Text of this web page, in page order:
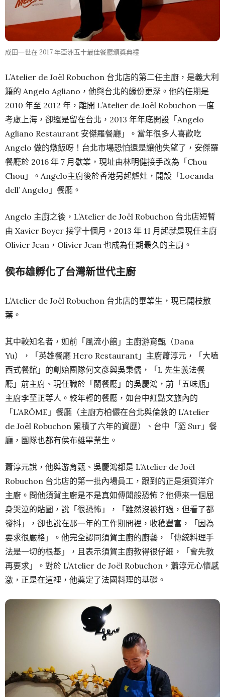
成田一世在 2017 年亞洲五十最佳餐廳頒獎典禮
L’Atelier de Joël Robuchon 台北店的第二任主廚，是義大利
籍的 Angelo Agliano，他與台北的緣份更深。他的任期是
2010 年至 2012 年，離開 L’Atelier de Joël Robuchon 一度
考慮上海，卻還是留在台北，2013 年年底開設「Angelo
Agliano Restaurant 安傑羅餐廳」。當年很多人喜歡吃
Angelo 做的燉飯呀！台北市場恐怕還是讓他失望了，安傑羅
餐廳於 2016 年 7 月歇業，現址由林明健接手改為「Chou
Chou」。Angelo主廚後於香港另起爐灶，開設「Locanda
dell’ Angelo」餐廳。
Angelo 主廚之後，L’Atelier de Joël Robuchon 台北店短暫
由 Xavier Boyer 接掌十個月，2013 年 11 月起就是現任主廚
Olivier Jean，Olivier Jean 也成為任期最久的主廚。
侯布雄孵化了台灣新世代主廚
L’Atelier de Joël Robuchon 台北店的畢業生，現已開枝散
葉。
其中較知名者，如前「風流小館」主廚游育甄（Dana
Yu），「英雄餐廳 Hero Restaurant」主廚蕭淳元，「大嗑
西式餐館」的創始團隊何文彥與吳秉儒，「L 先生義法餐
廳」前主廚、現任職於「蘭餐廳」的吳慶鴻，前「五味瓶」
主廚李至正等人。較年輕的餐廳，如台中紅點文旅內的
「L’ARÔME」餐廳（主廚方柏儼在台北與倫敦的 L’Atelier
de Joël Robuchon 累積了六年的資歷）、台中「澀 Sur」餐
廳，團隊也都有侯布雄畢業生。
蕭淳元說，他與游育甄、吳慶鴻都是 L’Atelier de Joël
Robuchon 台北店的第一批內場員工，跟到的正是須賀洋介
主廚。問他須賀主廚是不是真如傳聞般恐怖？他傳來一個屈
身哭泣的貼圖，說「很恐怖」，「雖然沒被打過，但看了都
發抖」，卻也說在那一年的工作期間裡，收穫豐富，「因為
要求很嚴格」。他完全認同須賀主廚的廚藝，「傳統料理手
法是一切的根基」，且表示須賀主廚教得很仔細，「會先教
再要求」。對於 L’Atelier de Joël Robuchon，蕭淳元心懷感
激，正是在這裡，他奠定了法國料理的基礎。